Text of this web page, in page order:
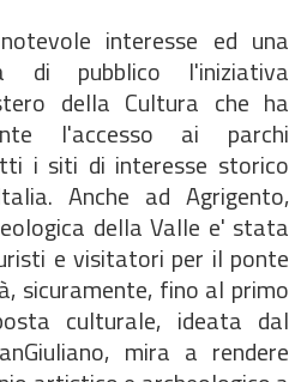
interesse ed una
di pubblico l'iniziativa
della Cultura che ha
l'accesso ai parchi
i siti di interesse storico
Anche ad Agrigento,
della Valle e' stata
e visitatori per il ponte
sicuramente, fino al primo
culturale, ideata dal
mira a rendere